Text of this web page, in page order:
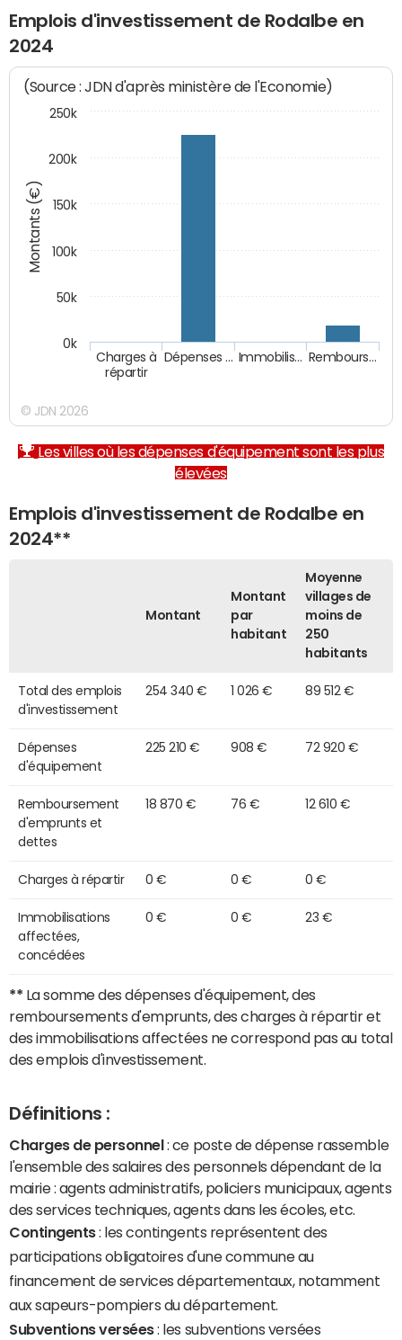
Emplois d'investissement de Rodalbe en
2024
Montants (€)
(Source : JDN d'après ministère de l'Economie)
Charges à
répartir
Dépenses … Immobilis… Rembours…
0k
50k
100k
150k
200k
250k
© JDN 2026
Les villes où les dépenses d'équipement sont les plus
élevées
Emplois d'investissement de Rodalbe en
2024**
Montant
Montant
par
habitant
Moyenne
villages de
moins de
250
habitants
Total des emplois
d'investissement
254 340 € 1 026 € 89 512 €
Dépenses
d'équipement
225 210 € 908 € 72 920 €
Remboursement
d'emprunts et
dettes
18 870 € 76 € 12 610 €
Charges à répartir 0 € 0 € 0 €
Immobilisations
affectées,
concédées
0 € 0 € 23 €
** La somme des dépenses d'équipement, des
remboursements d'emprunts, des charges à répartir et
des immobilisations affectées ne correspond pas au total
des emplois d'investissement.
Définitions :
Charges de personnel : ce poste de dépense rassemble
l'ensemble des salaires des personnels dépendant de la
mairie : agents administratifs, policiers municipaux, agents
des services techniques, agents dans les écoles, etc.
Contingents: les contingents représentent des
participations obligatoires d'une commune au
financement de services départementaux, notamment
aux sapeurs-pompiers du département.
Subventions versées: les subventions versées